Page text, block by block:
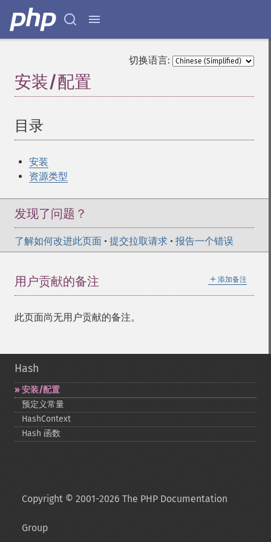
切换语言:
安装/配置
目录
安装
资源类型
发现了问题？
了解如何改进此页面 • 提交拉取请求 • 报告一个错误
＋ 添加备注
用户贡献的备注
此页面尚无用户贡献的备注。
Hash
安装/配置
预定义常量
HashContext
Hash 函数
Copyright © 2001-2026 The PHP Documentation
Group